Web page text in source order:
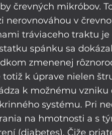
črevných mikróbov.
nerovnováhou v
tráviaceho traktu je
spánku sa
zmenenej
totiž k úprave nielen
k možnému
systému. Pri
na hmotnosti a s
(diabetes). Čiže